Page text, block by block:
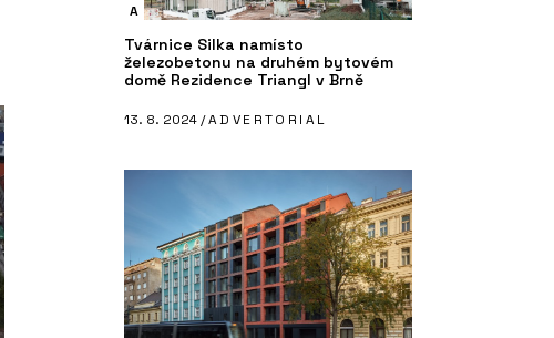
A
Tvárnice Silka namísto
železobetonu na druhém bytovém
domě Rezidence Triangl v Brně
13. 8. 2024 /ADVERTORIAL